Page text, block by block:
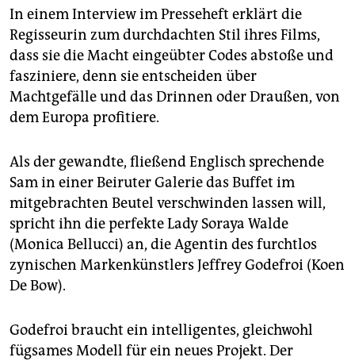
In einem Interview im Presseheft erklärt die
Regisseurin zum durchdachten Stil ihres Films,
dass sie die Macht eingeübter Codes abstoße und
fasziniere, denn sie entscheiden über
Machtgefälle und das Drinnen oder Draußen, von
dem Europa profitiere.
Als der gewandte, fließend Englisch sprechende
Sam in einer Beiruter Galerie das Buffet im
mitgebrachten Beutel verschwinden lassen will,
spricht ihn die perfekte Lady Soraya Walde
(Monica Bellucci) an, die Agentin des furchtlos
zynischen Markenkünstlers Jeffrey Godefroi (Koen
De Bow).
Godefroi braucht ein intelligentes, gleichwohl
fügsames Modell für ein neues Projekt. Der